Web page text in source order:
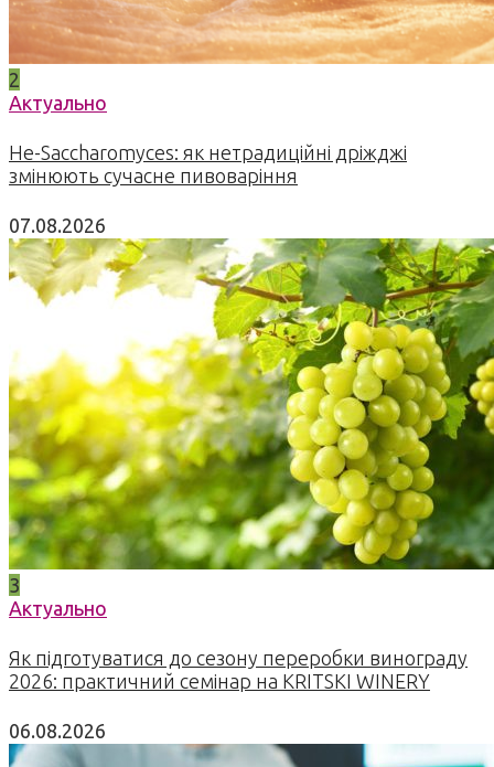
2
Актуально
Не-Saccharomyces: як нетрадиційні дріжджі
змінюють сучасне пивоваріння
07.08.2026
3
Актуально
Як підготуватися до сезону переробки винограду
2026: практичний семінар на KRITSKI WINERY
06.08.2026